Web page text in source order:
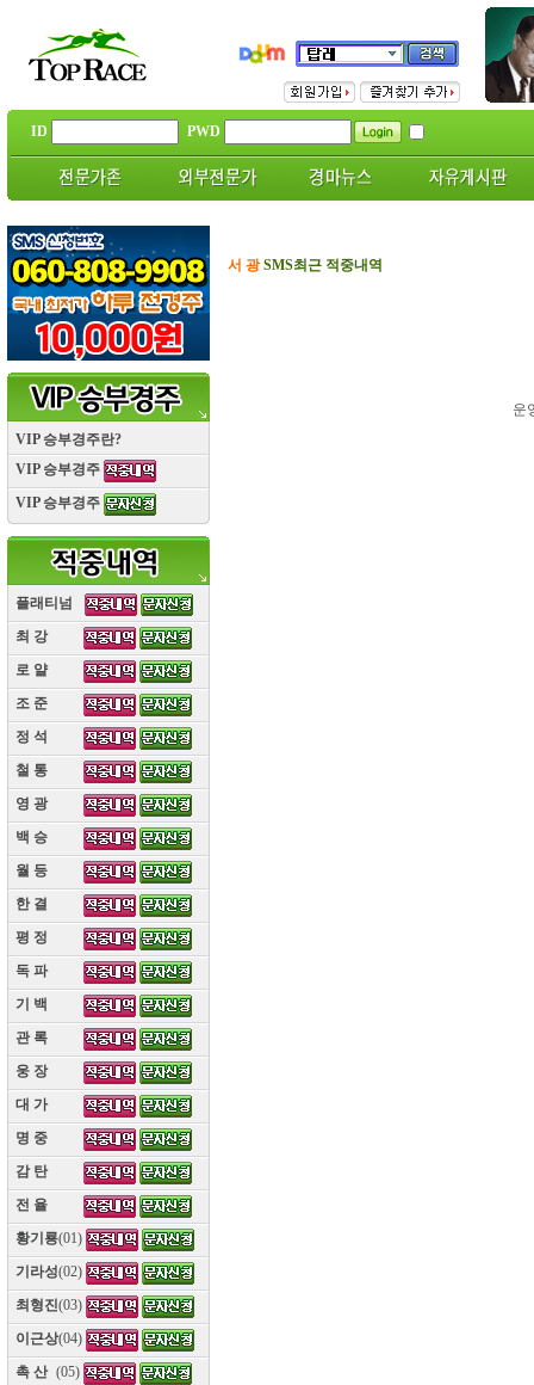
ID PWD
VIP 승부경주란?
VIP 승부경주
VIP 승부경주
플래티넘
최 강
로 얄
조 준
정 석
철 통
영 광
백 승
월 등
한 결
평 정
독 파
기 백
관 록
웅 장
대 가
명 중
감 탄
전 율
황기룡(01)
기라성(02)
최형진(03)
이근상(04)
촉 산 (05)
서 광 SMS최근 적중내역
운